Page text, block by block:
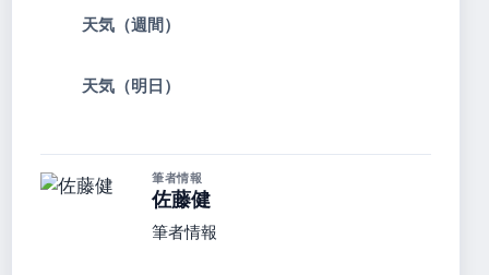
天気（週間）
天気（明日）
筆者情報
佐藤健
筆者情報